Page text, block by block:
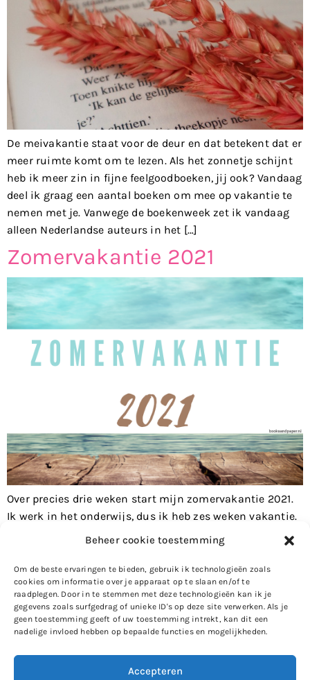
Beheer cookie toestemming
Om de beste ervaringen te bieden, gebruik ik technologieën zoals
cookies om informatie over je apparaat op te slaan en/of te
raadplegen. Door in te stemmen met deze technologieën kan ik je
gegevens zoals surfgedrag of unieke ID's op deze site verwerken. Als je
geen toestemming geeft of uw toestemming intrekt, kan dit een
nadelige invloed hebben op bepaalde functies en mogelijkheden.
Accepteren
De meivakantie staat voor de deur en dat betekent dat er
meer ruimte komt om te lezen. Als het zonnetje schijnt
heb ik meer zin in fijne feelgoodboeken, jij ook? Vandaag
deel ik graag een aantal boeken om mee op vakantie te
nemen met je. Vanwege de boekenweek zet ik vandaag
alleen Nederlandse auteurs in het […]
Zomervakantie 2021
Over precies drie weken start mijn zomervakantie 2021.
Ik werk in het onderwijs, dus ik heb zes weken vakantie.
Volgens mij zijn heel veel mensen toe aan vakantie en ik
ben daar geen uitzondering op. Ondanks dat ik mijn
werk heerlijk vind, tel ik momenteel de dagen af. Wat
mijn plannen zijn voor die zes […]
Volgende